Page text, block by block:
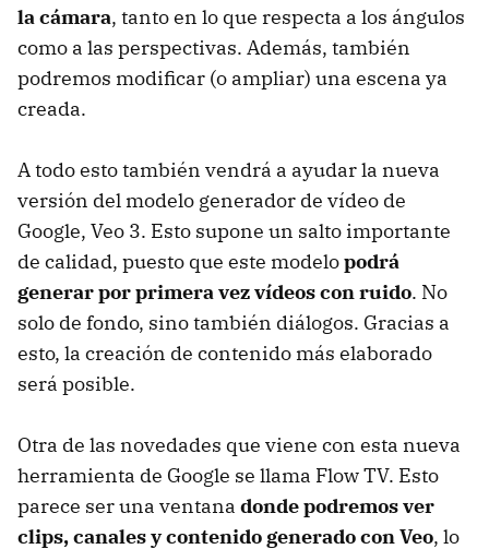
la cámara, tanto en lo que respecta a los ángulos
como a las perspectivas. Además, también
podremos modificar (o ampliar) una escena ya
creada.
A todo esto también vendrá a ayudar la nueva
versión del modelo generador de vídeo de
Google, Veo 3. Esto supone un salto importante
de calidad, puesto que este modelopodrá
generar por primera vez vídeos con ruido. No
solo de fondo, sino también diálogos. Gracias a
esto, la creación de contenido más elaborado
será posible.
Otra de las novedades que viene con esta nueva
herramienta de Google se llama Flow TV. Esto
parece ser una ventana donde podremos ver
clips, canales y contenido generado con Veo, lo